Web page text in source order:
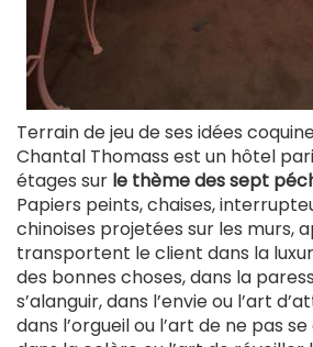
Terrain de jeu de ses idées
Chantal Thomass est un hôtel
étages sur le thème des sept
Papiers peints, chaises,
chinoises projetées sur les murs,
transportent le client dans la
des bonnes choses, dans la
s’alanguir, dans l’envie ou l’art
dans l’orgueil ou l’art de ne pas